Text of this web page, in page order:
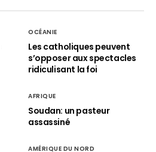
OCÉANIE
Les catholiques peuvent
s’opposer aux spectacles
ridiculisant la foi
AFRIQUE
Soudan: un pasteur
assassiné
AMÉRIQUE DU NORD